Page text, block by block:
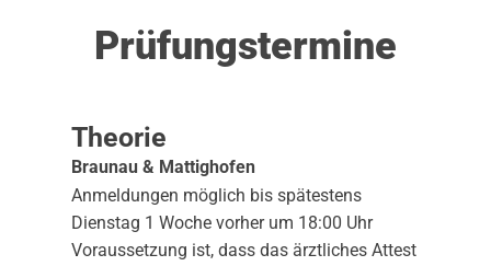
Prüfungstermine
Theorie
Braunau & Mattighofen
Anmeldungen möglich bis spätestens
Dienstag 1 Woche vorher um 18:00 Uhr
Voraussetzung ist, dass das ärztliches Attest